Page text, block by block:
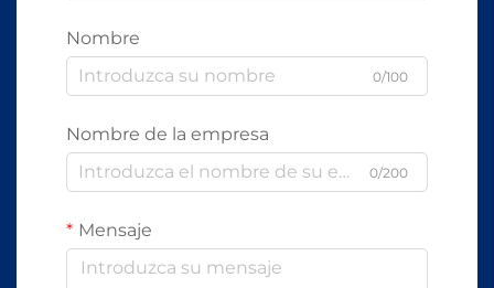
Nombre
0/100
Nombre de la empresa
0/200
Mensaje